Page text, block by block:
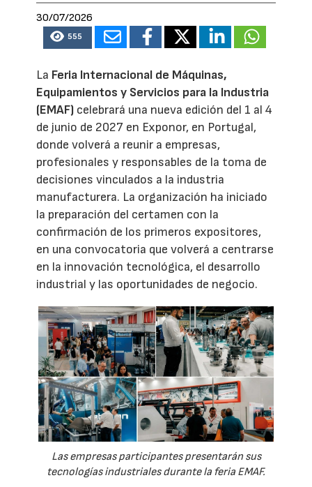
30/07/2026
555
La Feria Internacional de Máquinas,
Equipamientos y Servicios para la Industria
(EMAF) celebrará una nueva edición del 1 al 4
de junio de 2027 en Exponor, en Portugal,
donde volverá a reunir a empresas,
profesionales y responsables de la toma de
decisiones vinculados a la industria
manufacturera. La organización ha iniciado
la preparación del certamen con la
confirmación de los primeros expositores,
en una convocatoria que volverá a centrarse
en la innovación tecnológica, el desarrollo
industrial y las oportunidades de negocio.
Las empresas participantes presentarán sus
tecnologías industriales durante la feria EMAF.